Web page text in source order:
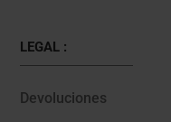
LEGAL :
Devoluciones